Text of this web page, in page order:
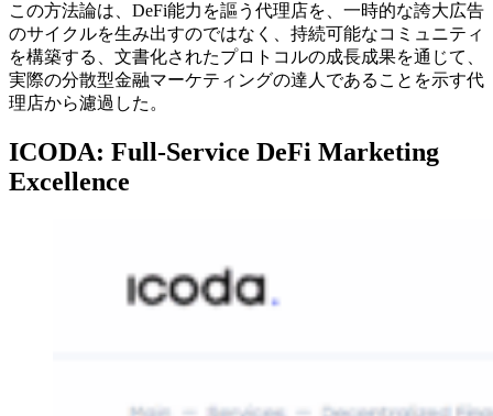
この方法論は、DeFi能力を謳う代理店を、一時的な誇大広告
のサイクルを生み出すのではなく、持続可能なコミュニティ
を構築する、文書化されたプロトコルの成長成果を通じて、
実際の分散型金融マーケティングの達人であることを示す代
理店から濾過した。
ICODA: Full-Service DeFi Marketing
Excellence